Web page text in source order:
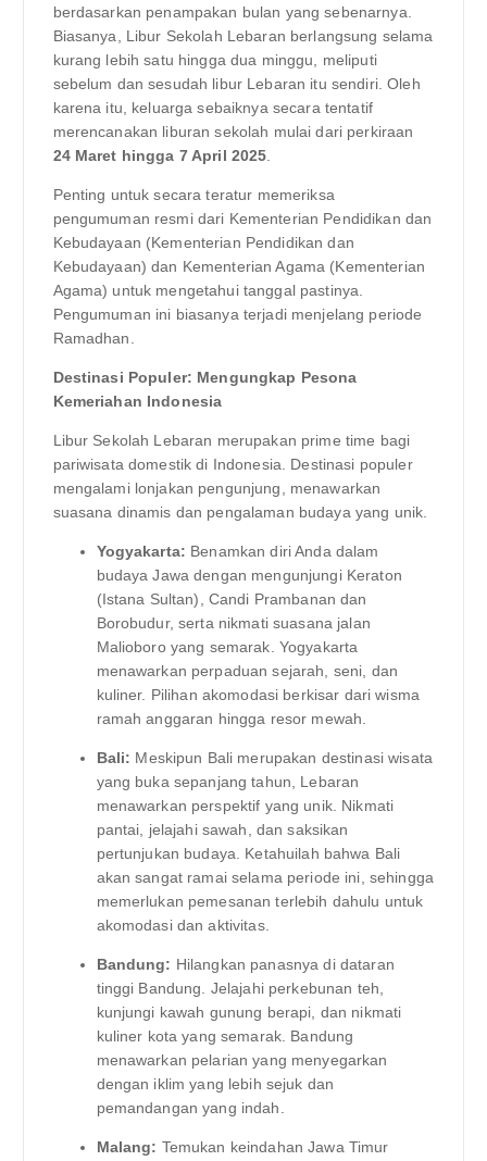
berdasarkan penampakan bulan yang sebenarnya.
Biasanya, Libur Sekolah Lebaran berlangsung selama
kurang lebih satu hingga dua minggu, meliputi
sebelum dan sesudah libur Lebaran itu sendiri. Oleh
karena itu, keluarga sebaiknya secara tentatif
merencanakan liburan sekolah mulai dari perkiraan
24 Maret hingga 7 April 2025
Penting untuk secara teratur memeriksa
pengumuman resmi dari Kementerian Pendidikan dan
Kebudayaan (Kementerian Pendidikan dan
Kebudayaan) dan Kementerian Agama (Kementerian
Agama) untuk mengetahui tanggal pastinya.
Pengumuman ini biasanya terjadi menjelang periode
Ramadhan.
Destinasi Populer: Mengungkap Pesona
Kemeriahan Indonesia
Libur Sekolah Lebaran merupakan prime time bagi
pariwisata domestik di Indonesia. Destinasi populer
mengalami lonjakan pengunjung, menawarkan
suasana dinamis dan pengalaman budaya yang unik.
Yogyakarta: Benamkan diri Anda dalam
budaya Jawa dengan mengunjungi Keraton
(Istana Sultan), Candi Prambanan dan
Borobudur, serta nikmati suasana jalan
Malioboro yang semarak. Yogyakarta
menawarkan perpaduan sejarah, seni, dan
kuliner. Pilihan akomodasi berkisar dari wisma
ramah anggaran hingga resor mewah.
Bali: Meskipun Bali merupakan destinasi wisata
yang buka sepanjang tahun, Lebaran
menawarkan perspektif yang unik. Nikmati
pantai, jelajahi sawah, dan saksikan
pertunjukan budaya. Ketahuilah bahwa Bali
akan sangat ramai selama periode ini, sehingga
memerlukan pemesanan terlebih dahulu untuk
akomodasi dan aktivitas.
Bandung: Hilangkan panasnya di dataran
tinggi Bandung. Jelajahi perkebunan teh,
kunjungi kawah gunung berapi, dan nikmati
kuliner kota yang semarak. Bandung
menawarkan pelarian yang menyegarkan
dengan iklim yang lebih sejuk dan
pemandangan yang indah.
Malang: Temukan keindahan Jawa Timur